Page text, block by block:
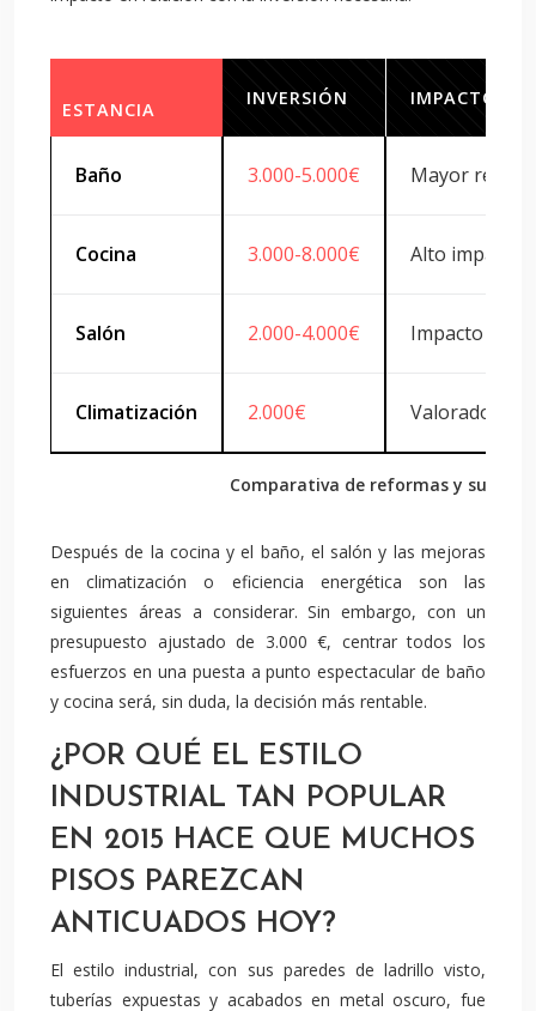
Comparativa de reformas y su
ESTANCIA
INVERSIÓN IMPACTO EN
Baño 3.000-5.000€ Mayor
Cocina 3.000-8.000€ Alto impacto
Salón 2.000-4.000€ Impacto
Climatización 2.000€ Valorado por
Después de la cocina y el baño, el salón y las mejoras
en climatización o eficiencia energética son las
siguientes áreas a considerar. Sin embargo, con un
presupuesto ajustado de 3.000 €, centrar todos los
esfuerzos en una puesta a punto espectacular de baño
y cocina será, sin duda, la decisión más rentable.
¿POR QUÉ EL ESTILO
INDUSTRIAL TAN POPULAR
EN 2015 HACE QUE MUCHOS
PISOS PAREZCAN
ANTICUADOS HOY?
El estilo industrial, con sus paredes de ladrillo visto,
tuberías expuestas y acabados en metal oscuro, fue